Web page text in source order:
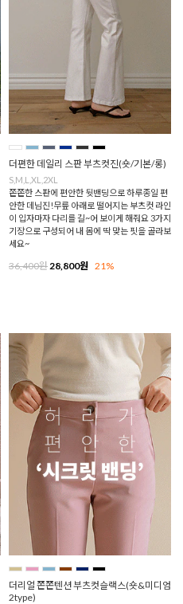
더편한 데일리 스판 부츠컷진(숏/기본/롱)
S,M,L,XL,2XL
쫀쫀한 스판에 편안한 뒷밴딩으로 하루종일 편
안한 데님진!무릎 아래로 떨어지는 부츠컷 라인
이 입자마자 다리를 길~어 보이게 해줘요 3가지
기장으로 구성되어 내 몸에 딱 맞는 핏을 골라보
세요~
36,400원 28,800원 21%
더리얼 쫀쫀텐션 부츠컷슬랙스(숏&미디엄
2type)